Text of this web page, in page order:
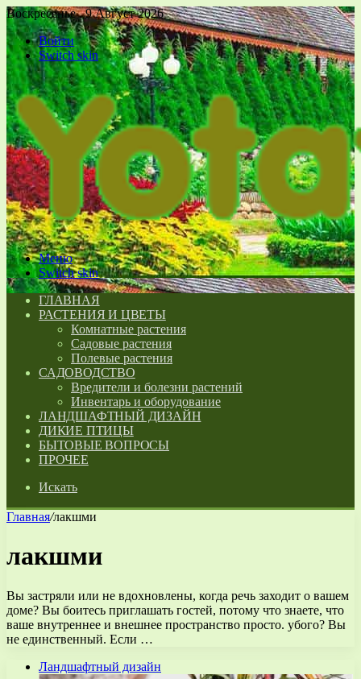
Воскресенье , 9 Август 2026
Войти
Switch skin
Меню
Switch skin
ГЛАВНАЯ
РАСТЕНИЯ И ЦВЕТЫ
Комнатные растения
Садовые растения
Полевые растения
САДОВОДСТВО
Вредители и болезни растений
Инвентарь и оборудование
ЛАНДШАФТНЫЙ ДИЗАЙН
ДИКИЕ ПТИЦЫ
БЫТОВЫЕ ВОПРОСЫ
ПРОЧЕЕ
Искать
Главная/лакшми
лакшми
Вы застряли или не вдохновлены, когда речь заходит о вашем
доме? Вы боитесь приглашать гостей, потому что знаете, что
ваше внутреннее и внешнее пространство просто. убого? Вы
не единственный. Если …
Ландшафтный дизайн